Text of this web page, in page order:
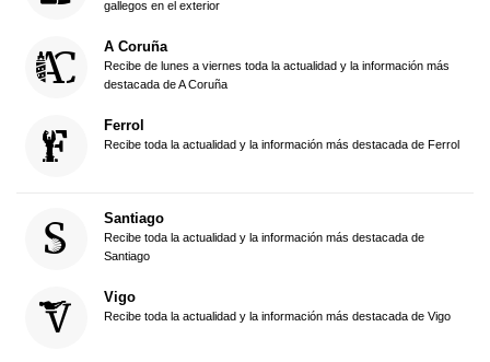
gallegos en el exterior
A Coruña
Recibe de lunes a viernes toda la actualidad y la información más
destacada de A Coruña
Ferrol
Recibe toda la actualidad y la información más destacada de Ferrol
Santiago
Recibe toda la actualidad y la información más destacada de
Santiago
Vigo
Recibe toda la actualidad y la información más destacada de Vigo